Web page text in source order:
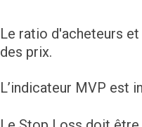
Le ratio d'acheteurs
des prix.
L’indicateur MVP est